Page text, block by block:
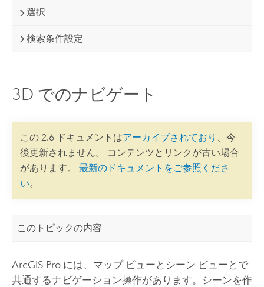
選択
検索条件設定
3D でのナビゲート
この 2.6 ドキュメントはアーカイブされており 、今
後更新されません。 コンテンツとリンクが古い場合
があります。 最新のドキュメントをご参照くださ
い。
このトピックの内容
ArcGIS Proには、マップ ビューとシーン ビューとで
共通するナビゲーション操作があります。シーンを作